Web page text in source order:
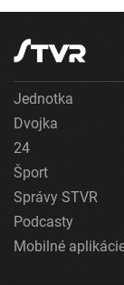
Jednotka
Dvojka
24
Šport
Správy STVR
Podcasty
Mobilné